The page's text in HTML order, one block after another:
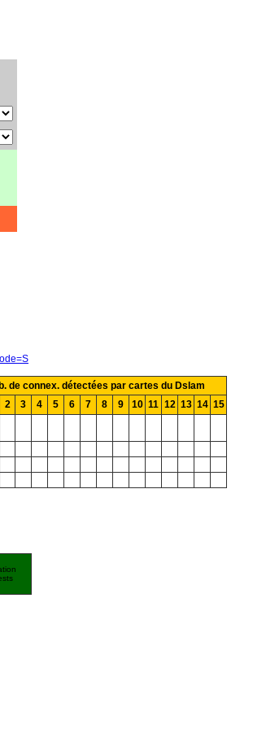
de connex. détectées par cartes du Dslam
2 3 4 5 6 7 8 9 10 11 12 13 14 15